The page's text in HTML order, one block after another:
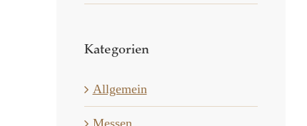
Kategorien
Allgemein